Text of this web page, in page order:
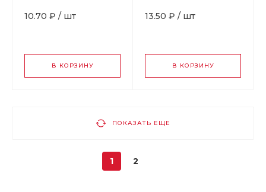
(10 / 100 / 3600)
10.70 ₽ / шт
В КОРЗИНУ
(10 / 100 / 3600 /
13.50 ₽ / шт
В КОРЗИНУ
ПОКАЗАТЬ ЕЩЕ
1 2